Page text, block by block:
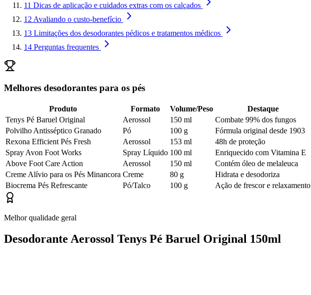
11 Dicas de aplicação e cuidados extras com os calçados
12 Avaliando o custo-benefício
13 Limitações dos desodorantes pédicos e tratamentos médicos
14 Perguntas frequentes
Melhores desodorantes para os pés
Produto Formato Volume/Peso Destaque
Tenys Pé Baruel Original
Aerossol 150 ml Combate 99% dos fungos
Polvilho Antisséptico Granado
Pó 100 g Fórmula original desde 1903
Rexona Efficient Pés Fresh
Aerossol 153 ml 48h de proteção
Spray Avon Foot Works
Spray Líquido 100 ml Enriquecido com Vitamina E
Above Foot Care Action
Aerossol 150 ml Contém óleo de melaleuca
Creme Alívio para os Pés Minancora Creme 80 g Hidrata e desodoriza
Biocrema Pés Refrescante
Pó/Talco 100 g Ação de frescor e relaxamento
Melhor qualidade geral
Desodorante Aerossol Tenys Pé Baruel Original 150ml